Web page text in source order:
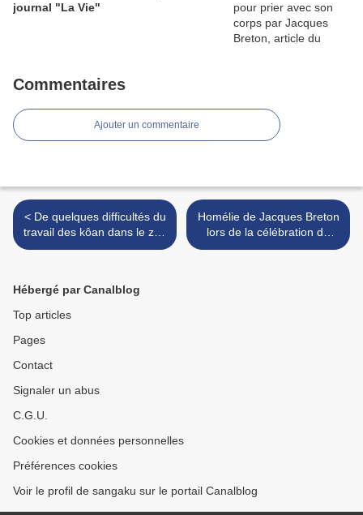
journal "La Vie"
Commentaires
Ajouter un commentaire
< De quelques difficultés du
travail des kôan dans le zen
rinzaï français, extraits d'un
Homélie de Jacques Breton
lors de la célébration de
son Jubilé en 2004 >
Hébergé par Canalblog
Top articles
Pages
Contact
Signaler un abus
C.G.U.
Cookies et données personnelles
Préférences cookies
Voir le profil de sangaku sur le portail Canalblog